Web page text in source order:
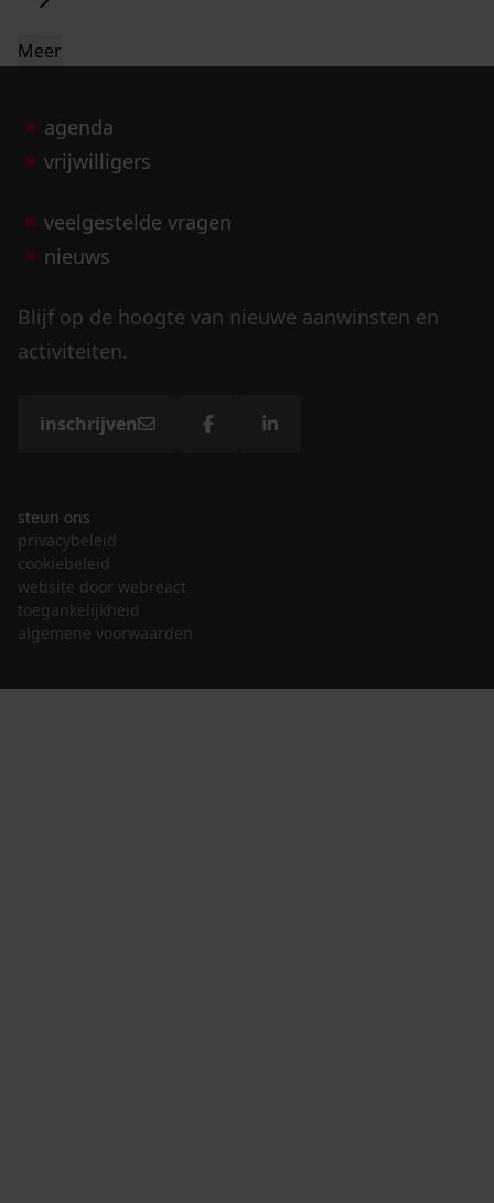
Meer
agenda
vrijwilligers
veelgestelde vragen
nieuws
Blijf op de hoogte van nieuwe aanwinsten en
activiteiten.
inschrijven
steun ons
privacybeleid
cookiebeleid
website door webreact
toegankelijkheid
algemene voorwaarden